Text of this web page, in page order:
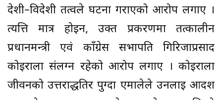
देशी–विदेशी तत्वले घटना गराएको आरोप लगाए ।
त्यत्ति मात्र होइन, उक्त प्रकरणमा तत्कालीन
प्रधानमन्त्री एवं काँग्रेस सभापति गिरिजाप्रसाद
कोइराला संलग्न रहेको आरोप लगाए । कोइराला
जीवनको उत्तरार्द्धतिर पुग्दा एमालेले उनलाई आदर्श